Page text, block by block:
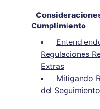
Cumplimiento
Regulaciones
Extras
Mitigando
del